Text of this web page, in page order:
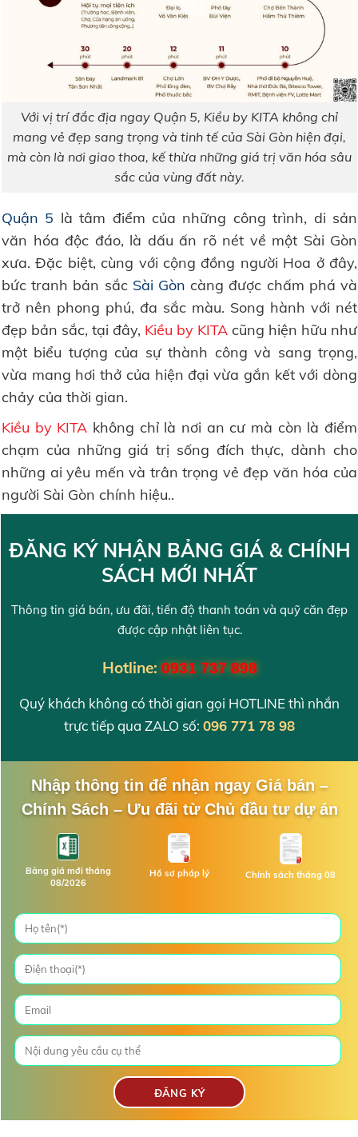
Với vị trí đắc địa ngay Quận 5, Kiều by KITA không chỉ
mang vẻ đẹp sang trọng và tinh tế của Sài Gòn hiện đại,
mà còn là nơi giao thoa, kế thừa những giá trị văn hóa sâu
sắc của vùng đất này.
Quận 5 là tâm điểm của những công trình, di sản
văn hóa độc đáo, là dấu ấn rõ nét về một Sài Gòn
xưa. Đặc biệt, cùng với cộng đồng người Hoa ở đây,
bức tranh bản sắc Sài Gòn càng được chấm phá và
trở nên phong phú, đa sắc màu. Song hành với nét
đẹp bản sắc, tại đây, Kiều by KITA cũng hiện hữu như
một biểu tượng của sự thành công và sang trọng,
vừa mang hơi thở của hiện đại vừa gắn kết với dòng
chảy của thời gian.
Kiều by KITA không chỉ là nơi an cư mà còn là điểm
chạm của những giá trị sống đích thực, dành cho
những ai yêu mến và trân trọng vẻ đẹp văn hóa của
người Sài Gòn chính hiệu..
ĐĂNG KÝ NHẬN BẢNG GIÁ & CHÍNH
SÁCH MỚI NHẤT
Thông tin giá bán, ưu đãi, tiến độ thanh toán và quỹ căn đẹp
được cập nhật liên tục.
Hotline:0931 737 898
Quý khách không có thời gian gọi HOTLINE thì nhắn
trực tiếp qua ZALO số: 096 771 78 98
Nhập thông tin để nhận ngay Giá bán –
Chính Sách – Ưu đãi từ Chủ đầu tư dự án
Bảng giá mới tháng
08/2026
Hồ sơ pháp lý Chính sách tháng 08